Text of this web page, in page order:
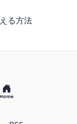
る方法
Home